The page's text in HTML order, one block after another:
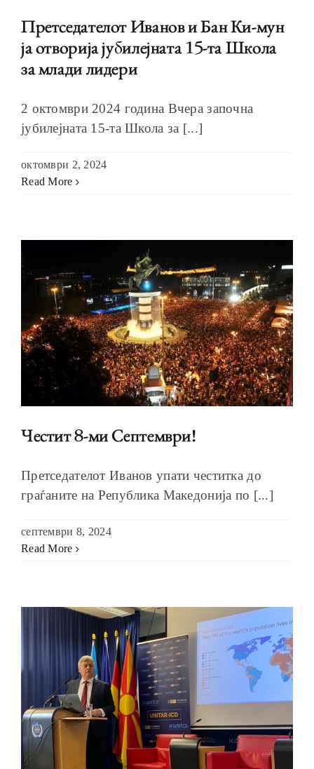
Претседателот Иванов и Бан Ки-мун
ја отворија јубилејната 15-та Школа
за млади лидери
2 октомври 2024 година Вчера започна
јубилејната 15-та Школа за [...]
октомври 2, 2024
Read More
Честит 8-ми Септември!
Претседателот Иванов упати честитка до
граѓаните на Република Македонија по [...]
септември 8, 2024
Read More